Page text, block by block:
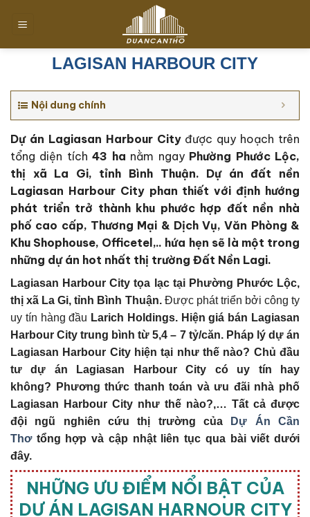
đến
LAGISAN HARBOUR CITY
Nội dung chính
Dự án Lagiasan Harbour City được quy hoạch trên
tổng diện tích 43 ha nằm ngayPhường Phước Lộc,
thị xã La Gi, tỉnh Bình Thuận. Dự án đất nền
Lagiasan Harbour City phan thiết với định hướng
phát triển trở thành khu phước hợp đất nền nhà
phố cao cấp, Thương Mại & Dịch Vụ, Văn Phòng &
Khu Shophouse, Officetel,.. hứa hẹn sẽ là một trong
những dự án hot nhất thị trường Đất Nền Lagi.
Lagiasan Harbour City tọa lạc tạiPhường Phước Lộc,
thị xã La Gi, tỉnh Bình Thuận. Được phát triển bởi công ty
uy tín hàng đầu Larich Holdings. Hiện giá bán Lagiasan
Harbour City trung bình từ 5,4 – 7 tỷ/căn. Pháp lý dự án
Lagiasan Harbour City hiện tại như thế nào? Chủ đầu
tư dự án Lagiasan Harbour City có uy tín hay
không?
Phương thức thanh toán và ưu đãi nhà phố
Lagiasan Harbour City như thế nào?,… Tất cả được
đội ngũ nghiên cứu thị trường của Dự Án Cần
Thơtổng hợp và cập nhật liên tục qua bài viết dưới
đây.
NHỮNG ƯU ĐIỂM NỔI BẬT CỦA
DỰ ÁN LAGISAN HARNOUR CITY